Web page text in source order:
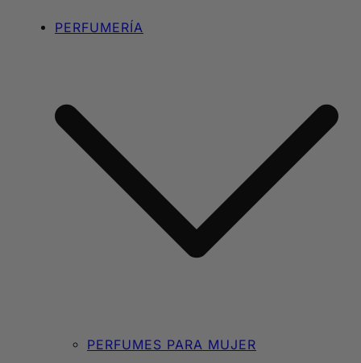
PERFUMERÍA
PERFUMES PARA MUJER